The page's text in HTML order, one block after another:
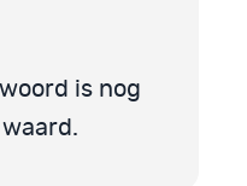
is nog